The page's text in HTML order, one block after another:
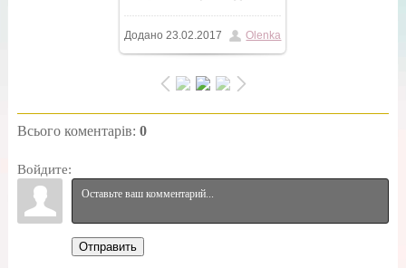
450x600/ 64.0Kb
Додано 23.02.2017 Olenka
Всього коментарів: 0
Войдите:
Отправить